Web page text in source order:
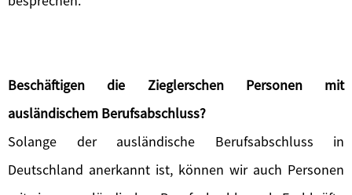
Beschäftigen die Zieglerschen Personen mit
ausländischem Berufsabschluss?
Solange der ausländische Berufsabschluss in
Deutschland anerkannt ist, können wir auch Personen